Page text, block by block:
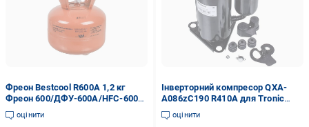
Фреон Bestcool R600A 1,2 кг
Фреон 600/ДФУ-600A/HFC-600A
(00000043287)
оцінити
Інверторний компресор QXA-
A086zC190 R410A для Tronic
Heat 3000/3500/GREE
Cooper&Hunter (00000046553)
оцінити